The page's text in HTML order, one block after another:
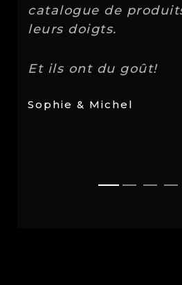
catalogue de
leurs doigts.
Et ils ont du goût!
Sophie & Michel